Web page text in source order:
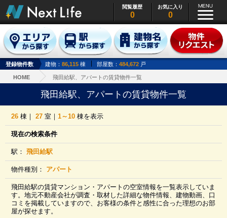
閲覧履歴
0
お気に入り
0
登録物件数 建物： 86,115 棟 部屋数： 484,672 戸
HOME 飛田給駅、アパートの賃貸物件一覧
飛田給駅、アパートの賃貸物件一覧
26 棟｜27 室｜1～10 棟を表示
現在の検索条件
駅：飛田給駅
物件種別： アパート
飛田給駅の賃貸マンション・アパートの空室情報を一覧表示していま
す。地元不動産会社が調査・取材した詳細な物件情報、建物動画、口
コミを掲載していますので、お客様の条件と感性に合った理想のお部
屋が探せます。